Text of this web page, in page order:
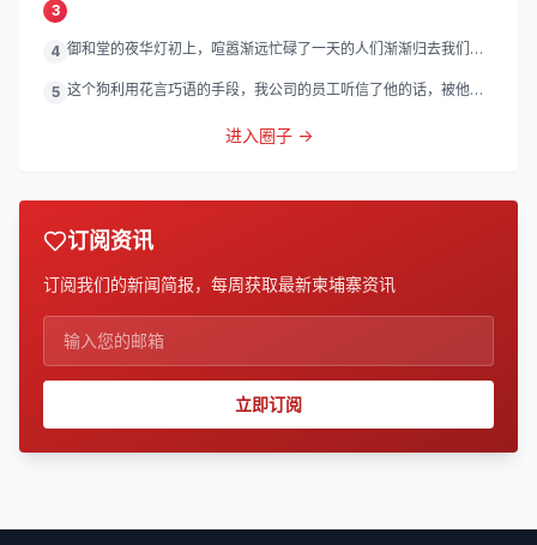
3
4 御和堂的夜华灯初上，喧嚣渐远忙碌了一天的人们渐渐归去我们的
5 这个狗利用花言巧语的手段，我公司的员工听信了他的话，被他带
进入圈子 →
订阅资讯
订阅我们的新闻简报，每周获取最新柬埔寨资讯
立即订阅